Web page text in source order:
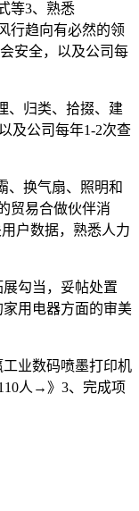
等3、熟悉
行趋向有必然的领
安全，以及公司每
、归类、拾掇、建
及公司每年1-2次查
、换气扇、照明和
贸易合做伙伴消
户数据，熟悉人力
勾当，妥帖处置
用电器方面的审美
业数码喷墨打印机
人→》3、完成项